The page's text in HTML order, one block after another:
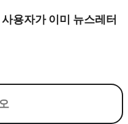
용자가 이미 뉴스레터